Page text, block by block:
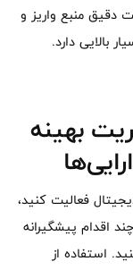
دقیق منبع واریز و
بالایی دارد.
بهینه
فعالیت کنید،
اقدام پیشگیرانه
استفاده از